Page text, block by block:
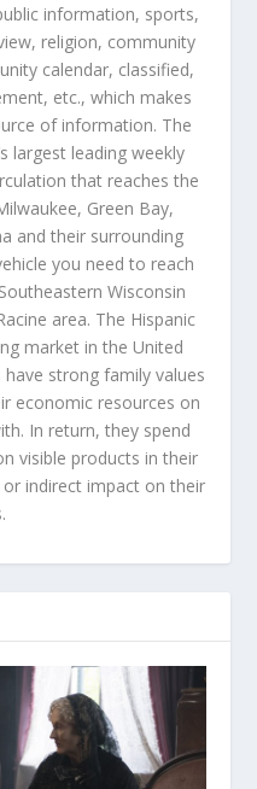
information, sports,
religion, community
calendar, classified,
etc., which makes
of information. The
largest leading weekly
that reaches the
Green Bay,
and their surrounding
you need to reach
Wisconsin
area. The Hispanic
market in the United
strong family values
economic resources on
In return, they spend
visible products in their
indirect impact on their